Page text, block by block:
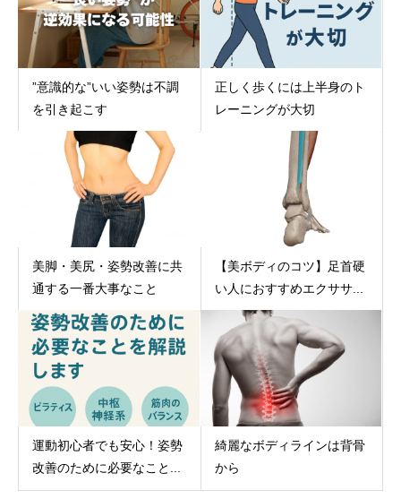
”意識的な”いい姿勢は不調
を引き起こす
正しく歩くには上半身のト
レーニングが大切
美脚・美尻・姿勢改善に共
通する一番大事なこと
【美ボディのコツ】足首硬
い人におすすめエクササ...
運動初心者でも安心！姿勢
改善のために必要なこと...
綺麗なボディラインは背骨
から